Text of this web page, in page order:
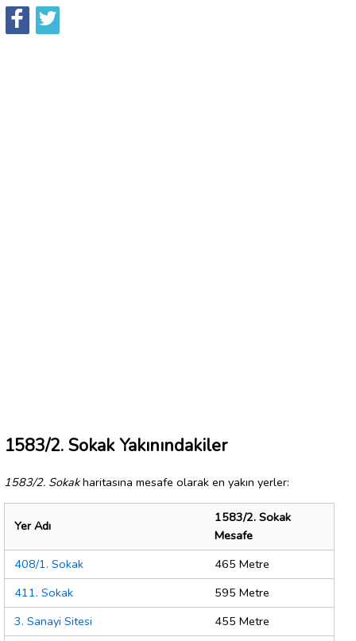
1583/2. Sokak Yakınındakiler
1583/2. Sokakharitasına mesafe olarak en yakın yerler:
Yer Adı
1583/2. Sokak
Mesafe
408/1. Sokak
465 Metre
411. Sokak
595 Metre
3. Sanayi Sitesi
455 Metre